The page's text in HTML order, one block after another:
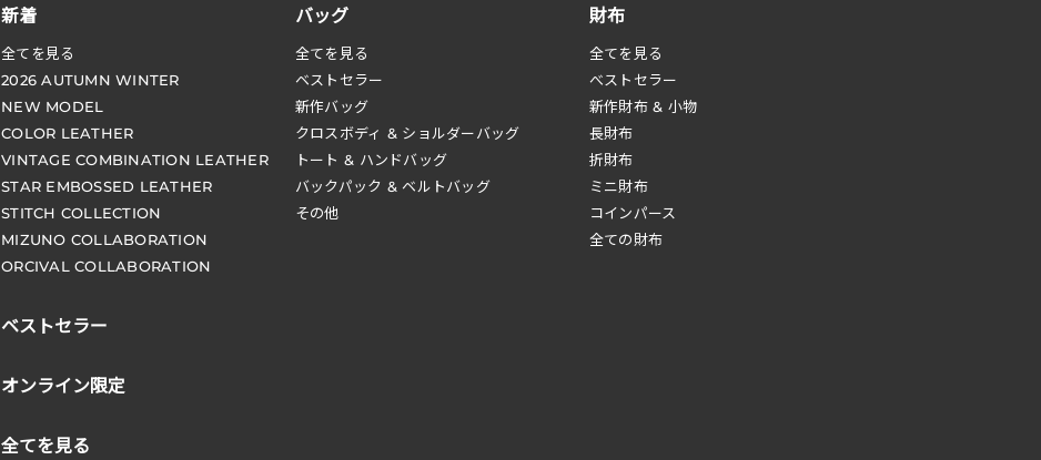
新着
全てを見る
2026 AUTUMN WINTER
NEW MODEL
COLOR LEATHER
VINTAGE COMBINATION LEATHER
STAR EMBOSSED LEATHER
STITCH COLLECTION
MIZUNO COLLABORATION
ORCIVAL COLLABORATION
ベストセラー
オンライン限定
全てを見る
財布
全てを見る
べストセラー
新作財布 & 小物
長財布
折財布
ミニ財布
コインパース
全ての財布
バッグ
全てを見る
ベストセラー
新作バッグ
クロスボディ & ショルダーバッグ
トート & ハンドバッグ
バックパック & ベルトバッグ
その他